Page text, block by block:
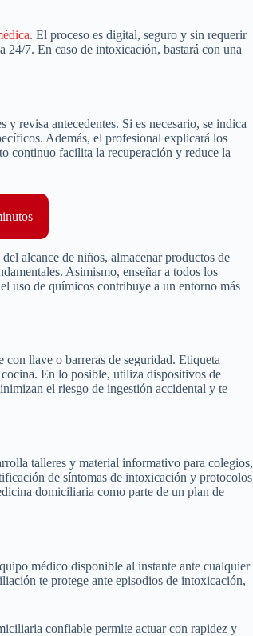
. El proceso es digital, seguro y sin requerir
7. En caso de intoxicación, bastará con una
revisa antecedentes. Si es necesario, se indica
Además, el profesional explicará los
continuo facilita la recuperación y reduce la
alcance de niños, almacenar productos de
Asimismo, enseñar a todos los
uso de químicos contribuye a un entorno más
llave o barreras de seguridad. Etiqueta
cocina. En lo posible, utiliza dispositivos de
el riesgo de ingestión accidental y te
talleres y material informativo para colegios,
de síntomas de intoxicación y protocolos
domiciliaria como parte de un plan de
médico disponible al instante ante cualquier
te protege ante episodios de intoxicación,
confiable permite actuar con rapidez y